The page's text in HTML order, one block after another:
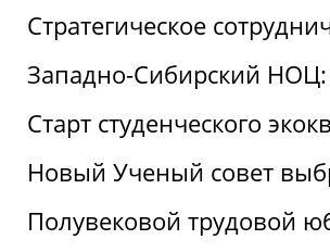
Стратегическое
Западно-Сибирский
Старт студенческого
Новый Ученый совет
Полувековой трудовой